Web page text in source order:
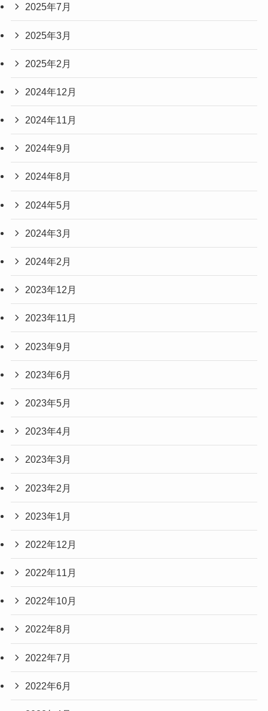
2025年7月
2025年3月
2025年2月
2024年12月
2024年11月
2024年9月
2024年8月
2024年5月
2024年3月
2024年2月
2023年12月
2023年11月
2023年9月
2023年6月
2023年5月
2023年4月
2023年3月
2023年2月
2023年1月
2022年12月
2022年11月
2022年10月
2022年8月
2022年7月
2022年6月